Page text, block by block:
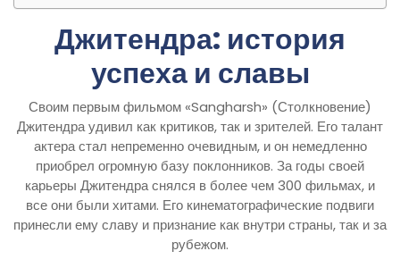
Джитендра: история
успеха и славы
Своим первым фильмом «Sangharsh» (Столкновение)
Джитендра удивил как критиков, так и зрителей. Его талант
актера стал непременно очевидным, и он немедленно
приобрел огромную базу поклонников. За годы своей
карьеры Джитендра снялся в более чем 300 фильмах, и
все они были хитами. Его кинематографические подвиги
принесли ему славу и признание как внутри страны, так и за
рубежом.